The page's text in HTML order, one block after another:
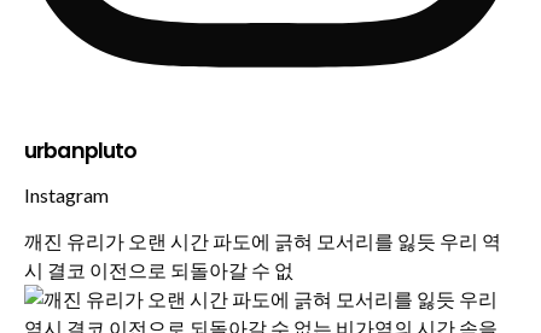
urbanpluto
Instagram
깨진 유리가 오랜 시간 파도에 긁혀 모서리를 잃듯 우리 역
시 결코 이전으로 되돌아갈 수 없